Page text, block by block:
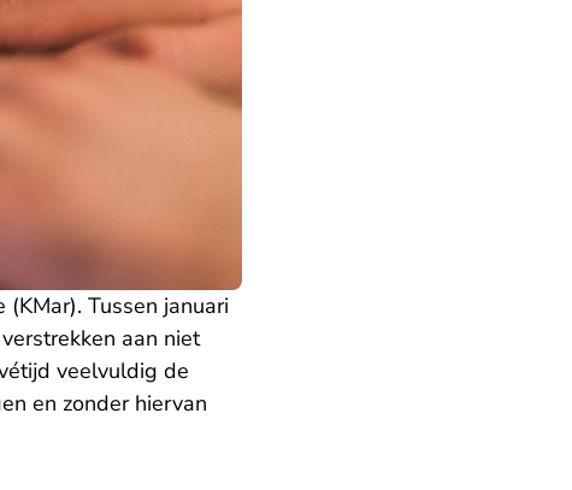
Tussen januari
aan niet
veelvuldig de
en zonder hiervan